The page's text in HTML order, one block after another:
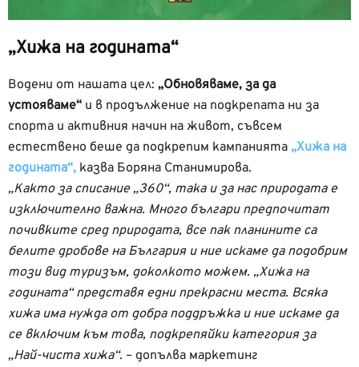
„Хижа на годината“
Водени от нашата цел: „Обновяваме, за да
устояваме“ и в продължение на подкрепата ни за
спорта и активния начин на живот, съвсем
естествено беше да подкрепим кампанията „Хижа на
годината“, казва Боряна Станимирова.
„Както за списание „360“, така и за нас природата е
изключително важна. Много българи предпочитат
почивките сред природата, все пак планините са
белите дробове на България и ние искаме да подобрим
този вид туризъм, доколкото можем. „Хижа на
годината“ представя едни прекрасни места. Всяка
хижа има нужда от добра поддръжка и ние искаме да
се включим към това, подкрепяйки категория за
„Най-чиста хижа“. – допълва маркетинг